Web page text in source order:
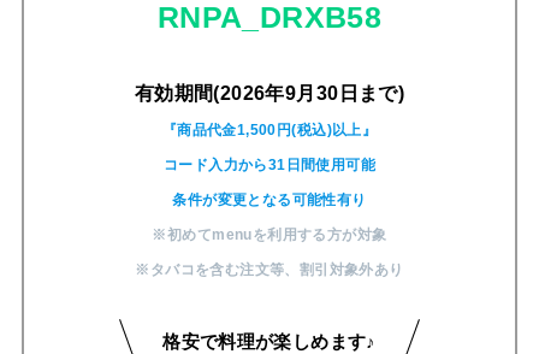
RNPA_DRXB58
有効期間(2026年9月30日まで)
『商品代金1,500円(税込)以上』
コード入力から31日間使用可能
条件が変更となる可能性有り
※初めてmenuを利用する方が対象
※タバコを含む注文等 割引対象外あり
格安で料理が楽しめます♪